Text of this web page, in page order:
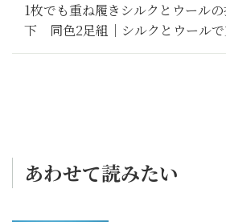
1枚でも重ね履きシルクとウール
下 同色2足組｜シルクとウール
温効果を発揮
あわせて読みたい